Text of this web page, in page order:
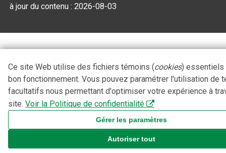
à jour du contenu :2026-08-03
Ce site Web utilise des fichiers témoins (cookies) essentiels
bon fonctionnement. Vous pouvez paramétrer l'utilisation de
facultatifs nous permettant d'optimiser votre expérience à
site. Voir la Politique de confidentialité
Gérer les paramètres
Autoriser tout